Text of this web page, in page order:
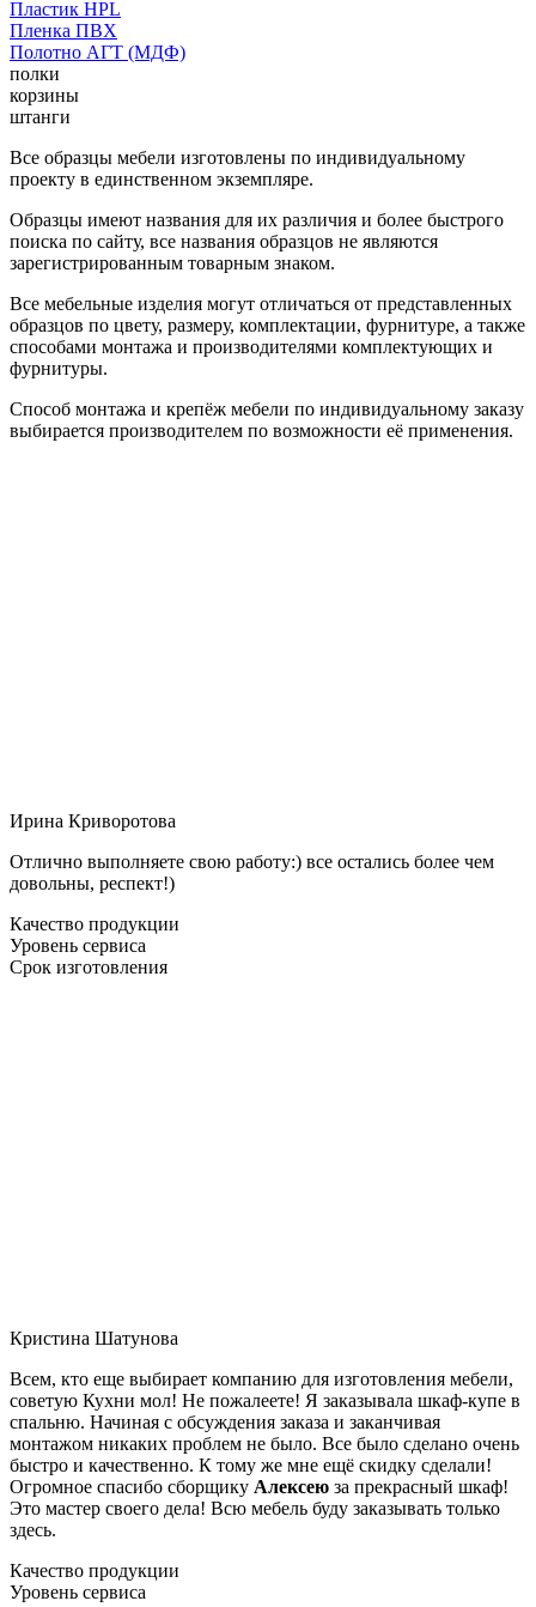
Пластик HPL
Пленка ПВХ
Полотно АГТ (МДФ)
полки
корзины
штанги
Все образцы мебели изготовлены по индивидуальному
проекту в единственном экземпляре.
Образцы имеют названия для их различия и более быстрого
поиска по сайту, все названия образцов не являются
зарегистрированным товарным знаком.
Все мебельные изделия могут отличаться от представленных
образцов по цвету, размеру, комплектации, фурнитуре, а также
способами монтажа и производителями комплектующих и
фурнитуры.
Способ монтажа и крепёж мебели по индивидуальному заказу
выбирается производителем по возможности её применения.
Ирина Криворотова
Отлично выполняете свою работу:) все остались более чем
довольны, респект!)
Качество продукции
Уровень сервиса
Срок изготовления
Кристина Шатунова
Всем, кто еще выбирает компанию для изготовления мебели,
советую Кухни мол! Не пожалеете! Я заказывала шкаф-купе в
спальню. Начиная с обсуждения заказа и заканчивая
монтажом никаких проблем не было. Все было сделано очень
быстро и качественно. К тому же мне ещё скидку сделали!
Огромное спасибо сборщику Алексею за прекрасный шкаф!
Это мастер своего дела! Всю мебель буду заказывать только
здесь.
Качество продукции
Уровень сервиса